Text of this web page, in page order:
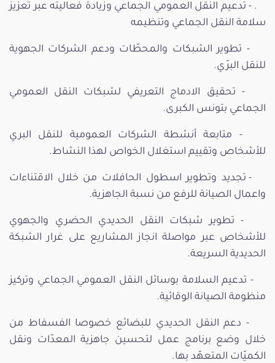
. - تدعيم النقل العمومي الجماعي وزيادة فعاليته عبر تعزيز
سلامة النقل الجماعي وتنظيمه
- تطوير الشبكات والمحطّات ودعم الشركات الجهوية
للنقل البرّي.
- تحقيق الادماج التعريفي لشبكات النقل العمومي
الجماعي بتونس الكبرى.
- متابعة أنشطة الشركات العمومية للنقل البري
للأشخاص وتقييم استغلال الخواص لهذا النشاط.
- تجديد وتطوير اسطول الحافلات من خلال الاقتناءات
واعمال الصيانة للرفع من نسبة الجاهزية.
- تطوير شبكات النقل الحديدي الحضري والجهوي
للأشخاص عبر مواصلة انجاز المشاريع على غرار الشبكة
الحديدية السريعة.
- تدعيم السلامة بوسائل النقل العمومي الجماعي وتركيز
منظومة الصيانة الوقائية.
- دعم النقل الحديدي للبضائع خصوصا الفسفاط من
خلال وضع برنامج عمل لتحسين جاهزية المعدّات ونقل
الكميّات المتعهّد بها.